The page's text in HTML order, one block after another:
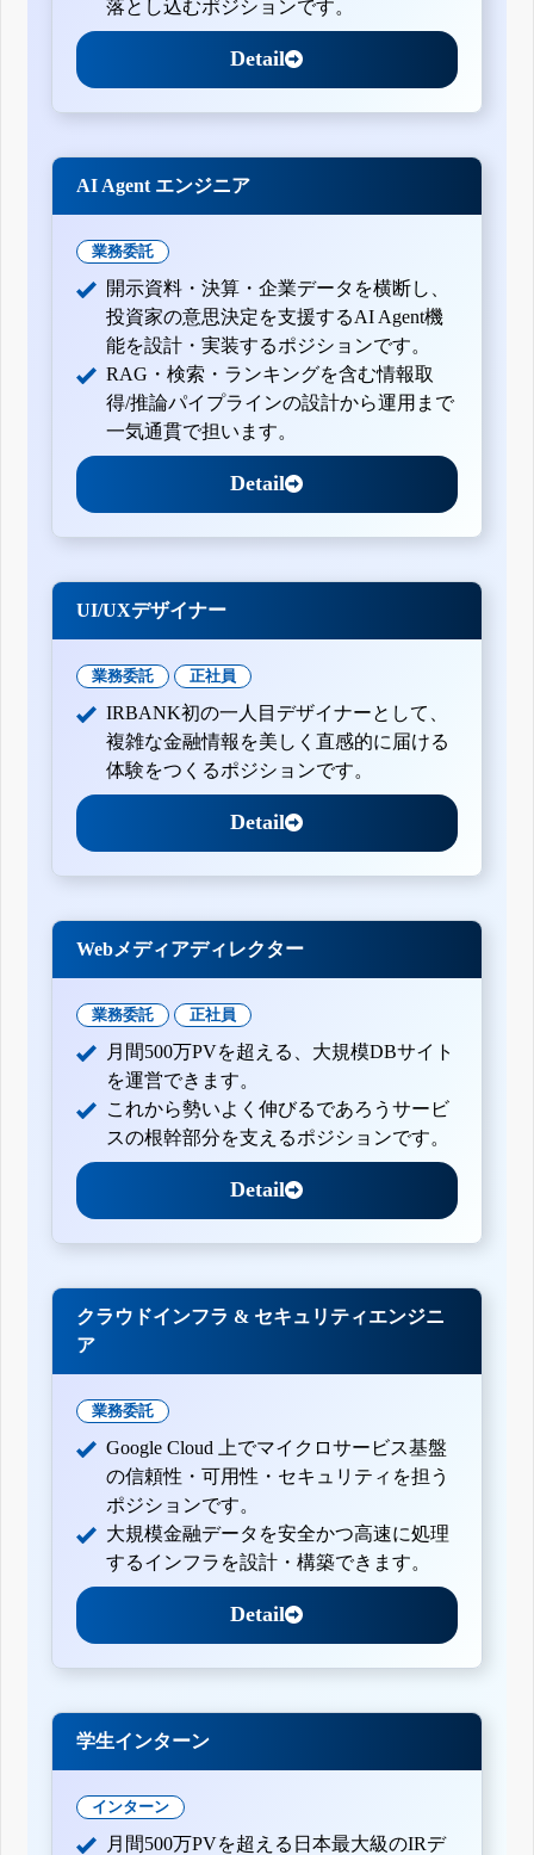
落とし込むポジションです。
Detail
AI Agent エンジニア
業務委託
開示資料・決算・企業データを横断し、
投資家の意思決定を支援するAI Agent機
能を設計・実装するポジションです。
RAG・検索・ランキングを含む情報取
得/推論パイプラインの設計から運用まで
一気通貫で担います。
Detail
UI/UXデザイナー
業務委託 正社員
IRBANK初の一人目デザイナーとして、
複雑な金融情報を美しく直感的に届ける
体験をつくるポジションです。
Detail
Webメディアディレクター
業務委託 正社員
月間500万PVを超える、大規模DBサイト
を運営できます。
これから勢いよく伸びるであろうサービ
スの根幹部分を支えるポジションです。
Detail
クラウドインフラ & セキュリティエンジニ
ア
業務委託
Google Cloud 上でマイクロサービス基盤
の信頼性・可用性・セキュリティを担う
ポジションです。
大規模金融データを安全かつ高速に処理
するインフラを設計・構築できます。
Detail
学生インターン
インターン
月間500万PVを超える日本最大級のIRデ